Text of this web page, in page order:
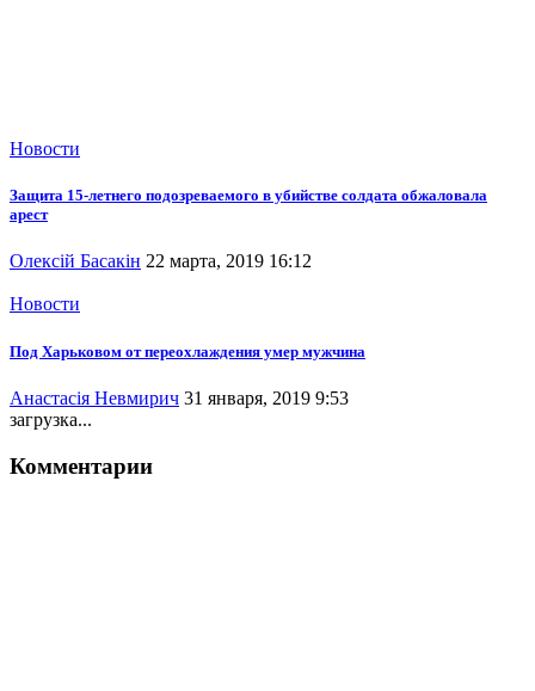
Новости
Защита 15-летнего подозреваемого в убийстве солдата обжаловала
арест
Олексій Басакін 22 марта, 2019 16:12
Новости
Под Харьковом от переохлаждения умер мужчина
Анастасія Невмирич 31 января, 2019 9:53
загрузка...
Комментарии